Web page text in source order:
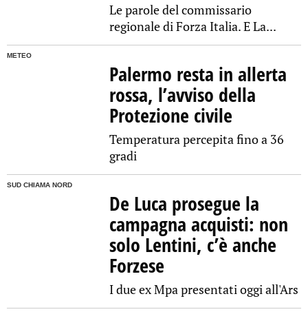
Le parole del commissario
regionale di Forza Italia. E La...
METEO
Palermo resta in allerta
rossa, l’avviso della
Protezione civile
Temperatura percepita fino a 36
gradi
SUD CHIAMA NORD
De Luca prosegue la
campagna acquisti: non
solo Lentini, c’è anche
Forzese
I due ex Mpa presentati oggi all'Ars